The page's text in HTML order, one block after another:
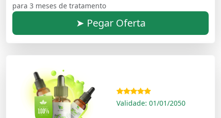
para 3 meses de tratamento
➤ Pegar Oferta
Validade: 01/01/2050